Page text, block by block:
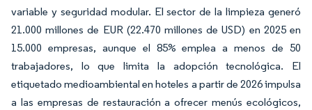
variable y seguridad modular. El sector de la limpieza generó
21.000 millones de EUR (22.470 millones de USD) en 2025 en
15.000 empresas, aunque el 85% emplea a menos de 50
trabajadores, lo que limita la adopción tecnológica. El
etiquetado medioambiental en hoteles a partir de 2026 impulsa
a las empresas de restauración a ofrecer menús ecológicos,